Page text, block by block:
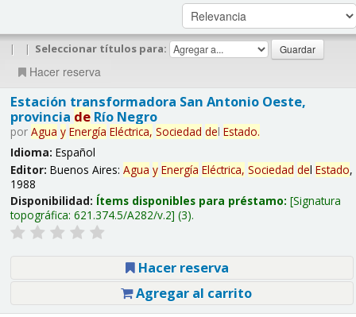
| | Seleccionar títulos para:
Hacer reserva
Estación transformadora San Antonio Oeste,
provincia deRío Negro
por Agua y Energía Eléctrica, Sociedad del Estado.
Idioma: Español
Editor: Buenos Aires: Agua y Energía Eléctrica, Sociedad del Estado,
1988
Disponibilidad: Ítems disponibles para préstamo: Signatura
topográfica: 621.374.5/A282/v.2 (3).
Hacer reserva
Agregar al carrito